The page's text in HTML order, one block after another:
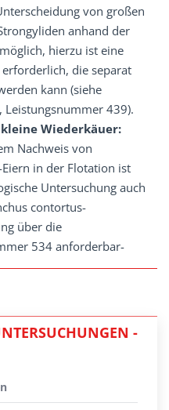
von großen
anhand der
hierzu ist eine
die separat
kann (siehe
Leistungsnummer 439).
Wiederkäuer:
Nachweis von
in der Flotation ist
Untersuchung auch
contortus-
über die
534 anforderbar-
-